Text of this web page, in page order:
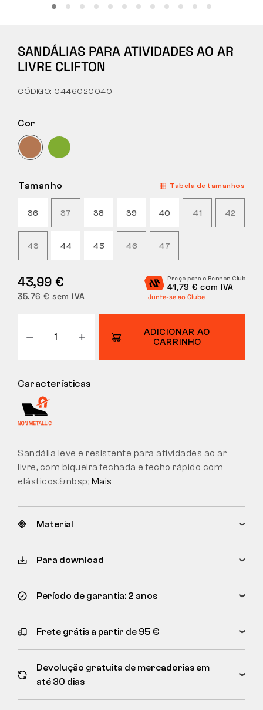
SOBRE NÓS
LOJA COM BISTRÔ
CONTACTO
DEVOLUÇÕES
SANDÁLIAS PARA ATIVIDADES AO AR
LIVRE CLIFTON
CÓDIGO: 0446020040
Cor
Tamanho Tabela de tamanhos
36 37 38 39 40 41 42
43 44 45 46 47
43,99 €
35,76 € sem IVA
Preço para o Bennon Club
41,79 € com IVA
Junte-se ao Clube
ADICIONAR AO
CARRINHO
Características
Sandália leve e resistente para atividades ao ar
livre, com biqueira fechada e fecho rápido com
elásticos.&nbsp; Mais
Material
Para download
Período de garantia: 2 anos
Frete grátis a partir de 95 €
Devolução gratuita de mercadorias em
até 30 dias